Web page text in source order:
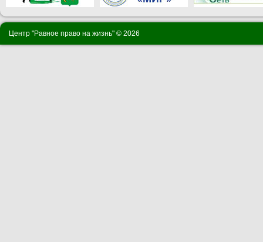
Центр "Равное право на жизнь" © 2026